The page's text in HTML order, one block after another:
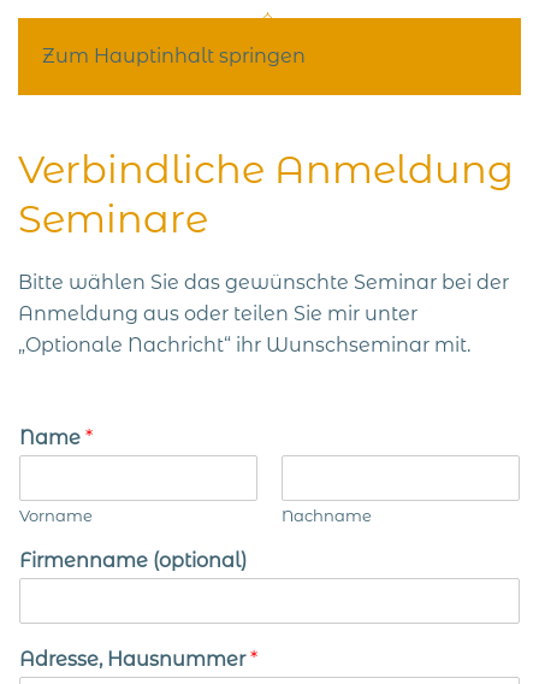
Zum Hauptinhalt springen
Verbindliche Anmeldung
Seminare
Bitte wählen Sie das gewünschte Seminar bei der
Anmeldung aus oder teilen Sie mir unter
„Optionale Nachricht“ ihr Wunschseminar mit.
Name *
Vorname Nachname
Firmenname (optional)
Adresse, Hausnummer*